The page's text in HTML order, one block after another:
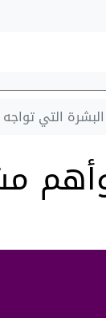
التي تواجه